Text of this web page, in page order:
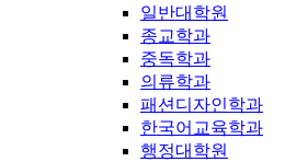
일반대학원
종교학과
중독학과
의류학과
패션디자인학과
한국어교육학과
행정대학원